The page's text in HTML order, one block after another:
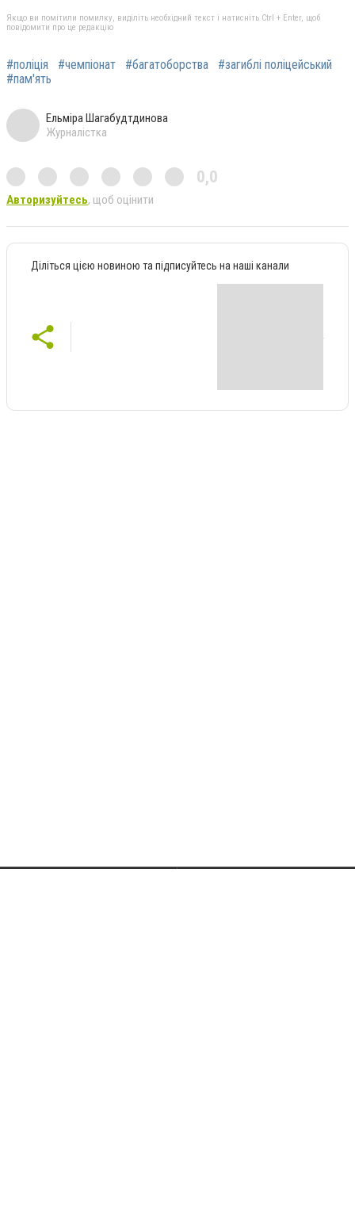
Якщо ви помітили помилку, виділіть необхідний текст і натисніть Ctrl + Enter, щоб
повідомити про це редакцію
#поліція #чемпіонат #багатоборства
#загиблі поліцейський
#пам'ять
Ельміра Шагабудтдинова
Журналістка
0,0
Авторизуйтесь, щоб оцінити
Діліться цією новиною та підписуйтесь на наші канали